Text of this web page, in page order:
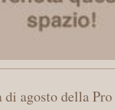
agosto della